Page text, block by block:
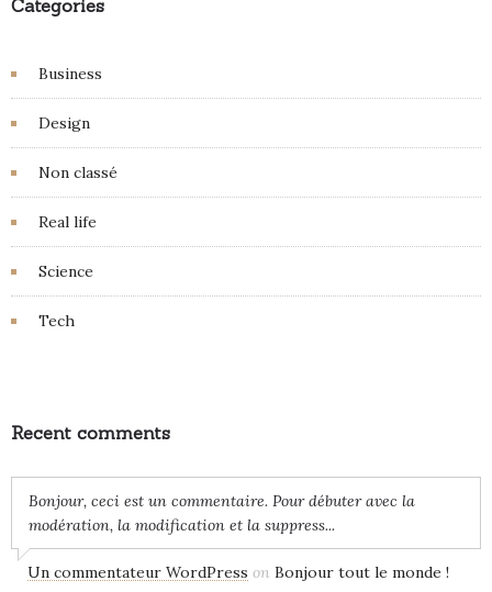
Categories
Business
Design
Non classé
Real life
Science
Tech
Recent comments
Bonjour, ceci est un commentaire. Pour débuter avec la
modération, la modification et la suppress...
Un commentateur WordPress on Bonjour tout le monde !